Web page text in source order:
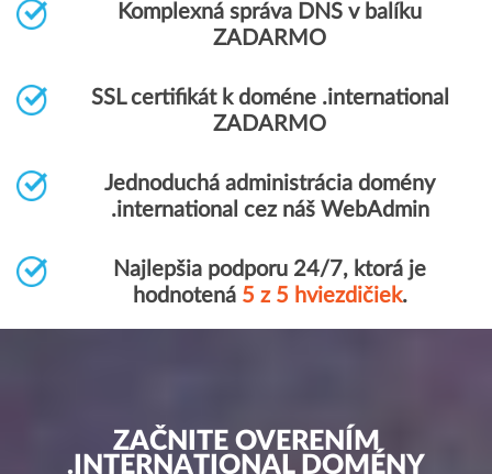
Komplexná správa DNS v balíku
ZADARMO
SSL certifikát k doméne .international
ZADARMO
Jednoduchá administrácia domény
.international cez náš WebAdmin
Najlepšia podporu 24/7, ktorá je
hodnotená 5 z 5 hviezdičiek.
ZAČNITE OVERENÍM
.INTERNATIONAL DOMÉNY